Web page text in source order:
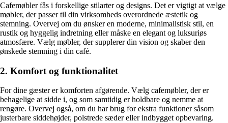
Cafemøbler fås i forskellige stilarter og designs. Det er vigtigt at vælge
møbler, der passer til din virksomheds overordnede æstetik og
stemning. Overvej om du ønsker en moderne, minimalistisk stil, en
rustik og hyggelig indretning eller måske en elegant og luksuriøs
atmosfære. Vælg møbler, der supplerer din vision og skaber den
ønskede stemning i din café.
2. Komfort og funktionalitet
For dine gæster er komforten afgørende. Vælg cafemøbler, der er
behagelige at sidde i, og som samtidig er holdbare og nemme at
rengøre. Overvej også, om du har brug for ekstra funktioner såsom
justerbare siddehøjder, polstrede sæder eller indbygget opbevaring.